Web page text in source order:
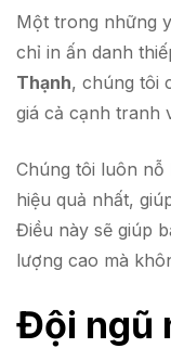
Một trong những
chỉ in ấn danh
Thạnh, chúng tôi
giá cả cạnh tranh
Chúng tôi luôn nỗ
hiệu quả nhất,
Điều này sẽ giúp
lượng cao mà
Đội ngũ